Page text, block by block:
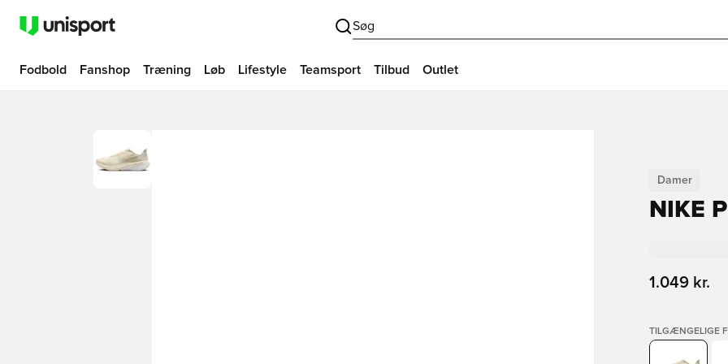
Søg
Fodbold Fanshop Træning Løb Lifestyle Teamsport Tilbud Outlet
Damer
NIKE
1.049 kr.
TILGÆNGELIGE